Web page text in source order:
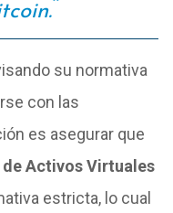
su normativa
con las
es asegurar que
Activos Virtuales
estricta, lo cual